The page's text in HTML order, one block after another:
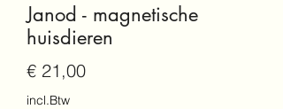
Janod - magnetische
huisdieren
€ 21,00Prijs
incl.Btw